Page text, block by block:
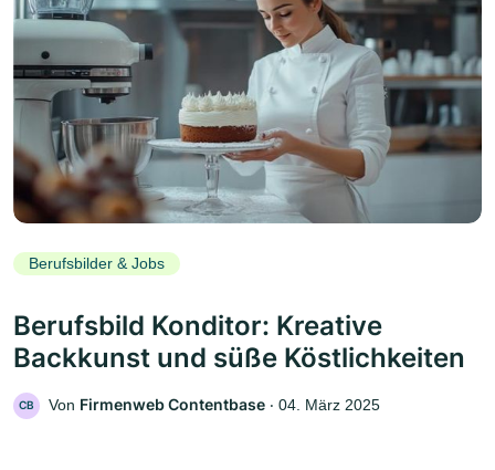
Berufsbilder & Jobs
Berufsbild Konditor: Kreative
Backkunst und süße Köstlichkeiten
CB Von Firmenweb Contentbase ‧ 04. März 2025